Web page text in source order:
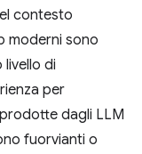
contesto
moderni sono
di
per
dagli LLM
fuorvianti o